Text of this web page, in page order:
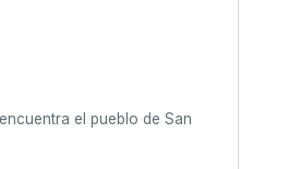
el pueblo de San